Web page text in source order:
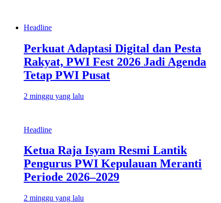
Headline
Perkuat Adaptasi Digital dan Pesta
Rakyat, PWI Fest 2026 Jadi Agenda
Tetap PWI Pusat
2 minggu yang lalu
Headline
Ketua Raja Isyam Resmi Lantik
Pengurus PWI Kepulauan Meranti
Periode 2026–2029
2 minggu yang lalu